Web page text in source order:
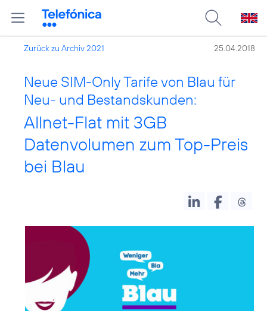
Zurück zu Archiv 2021 25.04.2018
Neue SIM-Only Tarife von Blau für
Neu- und Bestandskunden:
Allnet-Flat mit 3GB
Datenvolumen zum Top-Preis
bei Blau